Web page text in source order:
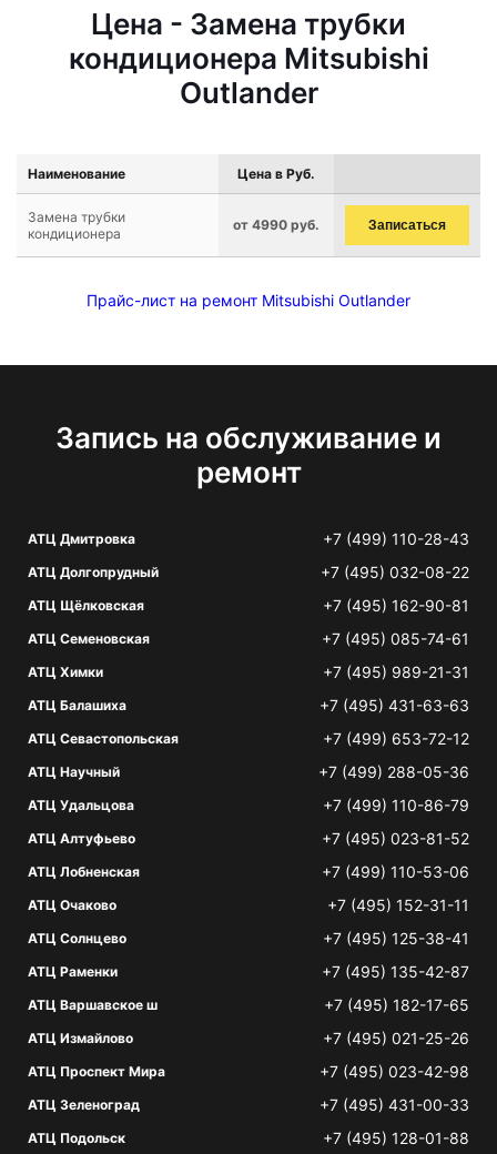
Цена - Замена трубки
кондиционера Mitsubishi
Outlander
Наименование Цена в Руб.
Замена трубки
кондиционера
от 4990 руб. Записаться
Прайс-лист на ремонт Mitsubishi Outlander
Запись на обслуживание и
ремонт
АТЦ Дмитровка +7 (499) 110-28-43
АТЦ Долгопрудный +7 (495) 032-08-22
АТЦ Щёлковская +7 (495) 162-90-81
АТЦ Семеновская +7 (495) 085-74-61
АТЦ Химки +7 (495) 989-21-31
АТЦ Балашиха +7 (495) 431-63-63
АТЦ Севастопольская +7 (499) 653-72-12
АТЦ Научный +7 (499) 288-05-36
АТЦ Удальцова +7 (499) 110-86-79
АТЦ Алтуфьево +7 (495) 023-81-52
АТЦ Лобненская +7 (499) 110-53-06
АТЦ Очаково +7 (495) 152-31-11
АТЦ Солнцево +7 (495) 125-38-41
АТЦ Раменки +7 (495) 135-42-87
АТЦ Варшавское ш +7 (495) 182-17-65
АТЦ Измайлово +7 (495) 021-25-26
АТЦ Проспект Мира +7 (495) 023-42-98
АТЦ Зеленоград +7 (495) 431-00-33
АТЦ Подольск +7 (495) 128-01-88